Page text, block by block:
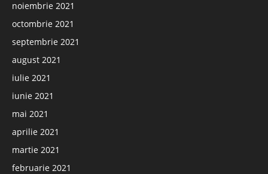
noiembrie 2021
octombrie 2021
septembrie 2021
august 2021
iulie 2021
iunie 2021
mai 2021
aprilie 2021
martie 2021
februarie 2021